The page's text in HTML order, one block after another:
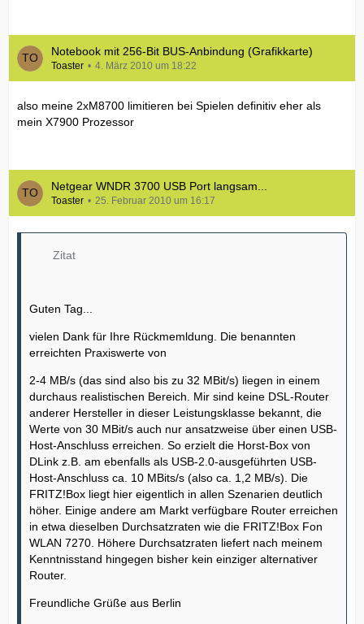
Notebook mit 256-Bit BUS-Anbindung (Grafikkarte)
Toaster 4. März 2010 um 18:22
also meine 2xM8700 limitieren bei Spielen definitiv eher als
mein X7900 Prozessor
Netgear WNDR 3700 USB Port langsam...
Toaster 25. Februar 2010 um 16:17
Zitat
Guten Tag...
vielen Dank für Ihre Rückmemldung. Die benannten
erreichten Praxiswerte von
2-4 MB/s (das sind also bis zu 32 MBit/s) liegen in einem
durchaus realistischen Bereich. Mir sind keine DSL-Router
anderer Hersteller in dieser Leistungsklasse bekannt, die
Werte von 30 MBit/s auch nur ansatzweise über einen USB-
Host-Anschluss erreichen. So erzielt die Horst-Box von
DLink z.B. am ebenfalls als USB-2.0-ausgeführten USB-
Host-Anschluss ca. 10 MBits/s (also ca. 1,2 MB/s). Die
FRITZ!Box liegt hier eigentlich in allen Szenarien deutlich
höher. Einige andere am Markt verfügbare Router erreichen
in etwa dieselben Durchsatzraten wie die FRITZ!Box Fon
WLAN 7270. Höhere Durchsatzraten liefert nach meinem
Kenntnisstand hingegen bisher kein einziger alternativer
Router.
Freundliche Grüße aus Berlin